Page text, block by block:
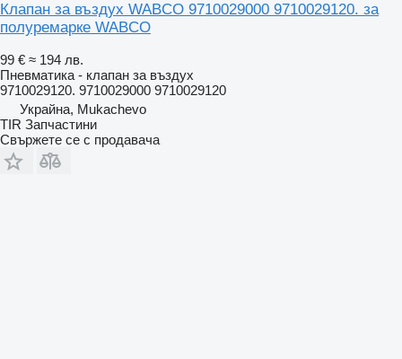
Клапан за въздух WABCO 9710029000 9710029120. за
полуремарке WABCO
99 € ≈ 194 лв.
Пневматика - клапан за въздух
9710029120. 9710029000 9710029120
Украйна, Mukachevo
TIR Запчастини
Свържете се с продавача